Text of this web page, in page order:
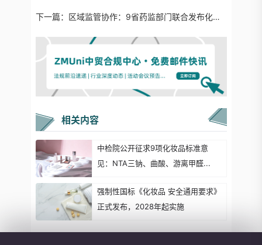
下一篇： 区域监管协作：9省药监部门联合发布化妆品生产质量管理规范共识
相关内容
中检院公开征求9项化妆品标准意
见：NTA三钠、曲酸、游离甲醛...
强制性国标《化妆品 安全通用要求》
正式发布，2028年起实施